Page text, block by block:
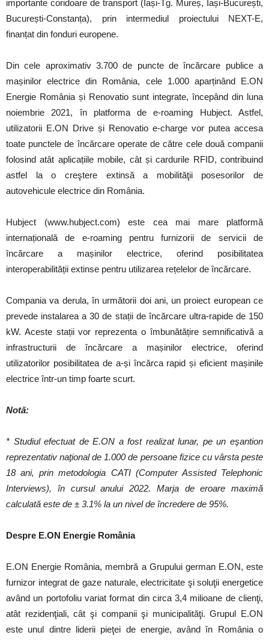
importante coridoare de transport (Iași-Tg. Mureș, Iași-București,
București-Constanța), prin intermediul proiectului NEXT-E,
finanțat din fonduri europene.
Din cele aproximativ 3.700 de puncte de încărcare publice a
mașinilor electrice din România, cele 1.000 aparținând E.ON
Energie România și Renovatio sunt integrate, începând din luna
noiembrie 2021, în platforma de e-roaming Hubject. Astfel,
utilizatorii E.ON Drive și Renovatio e-charge vor putea accesa
toate punctele de încărcare operate de către cele două companii
folosind atât aplicațiile mobile, cât și cardurile RFID, contribuind
astfel la o creştere extinsă a mobilităţii posesorilor de
autovehicule electrice din România.
Hubject (www.hubject.com) este cea mai mare platformă
internațională de e-roaming pentru furnizorii de servicii de
încărcare a mașinilor electrice, oferind posibilitatea
interoperabilității extinse pentru utilizarea rețelelor de încărcare.
Compania va derula, în următorii doi ani, un proiect european ce
prevede instalarea a 30 de stații de încărcare ultra-rapide de 150
kW. Aceste stații vor reprezenta o îmbunătățire semnificativă a
infrastructurii de încărcare a mașinilor electrice, oferind
utilizatorilor posibilitatea de a-și încărca rapid și eficient mașinile
electrice într-un timp foarte scurt.
Notă:
* Studiul efectuat de E.ON a fost realizat lunar, pe un eşantion
reprezentativ naţional de 1.000 de persoane fizice cu vârsta peste
18 ani, prin metodologia CATI (Computer Assisted Telephonic
Interviews), în cursul anului 2022. Marja de eroare maximă
calculată este de ± 3.1% la un nivel de încredere de 95%.
Despre E.ON Energie România
E.ON Energie România, membră a Grupului german E.ON, este
furnizor integrat de gaze naturale, electricitate şi soluţii energetice
având un portofoliu variat format din circa 3,4 milioane de clienţi,
atât rezidenţiali, cât şi companii şi municipalităţi. Grupul E.ON
este unul dintre liderii pieţei de energie, având în România o